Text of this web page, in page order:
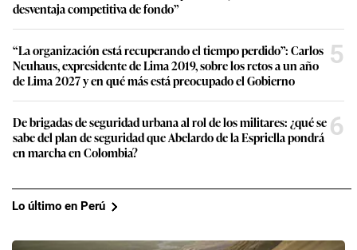
desventaja competitiva de fondo”
“La organización está recuperando el tiempo perdido”: Carlos
Neuhaus, expresidente de Lima 2019, sobre los retos a un año
de Lima 2027 y en qué más está preocupado el Gobierno
5
De brigadas de seguridad urbana al rol de los militares: ¿qué se
sabe del plan de seguridad que Abelardo de la Espriella pondrá
en marcha en Colombia?
6
Lo último en Perú